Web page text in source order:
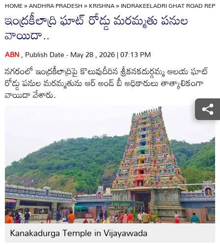
HOME»ANDHRA PRADESH»KRISHNA»INDRAKEELADRI GHAT ROAD
ఇంద్రకీలాద్రి ఘాట్ రోడ్డు మరమ్మతు పనుల
వాయిదా..
ABN, Publish Date - May 28 , 2026 | 07:13 PM
నగరంలో ఇంద్రకీలాద్రిపై కొలువుదీరిన శ్రీకనకదుర్గమ్మ ఆలయ ఘాట్
రోడ్డు పనుల మరమ్మతును ఆర్ అండ్ బీ అధికారులు తాత్కాలికంగా
వాయిదా వేశారు.
Kanakadurga Temple in Vijayawada